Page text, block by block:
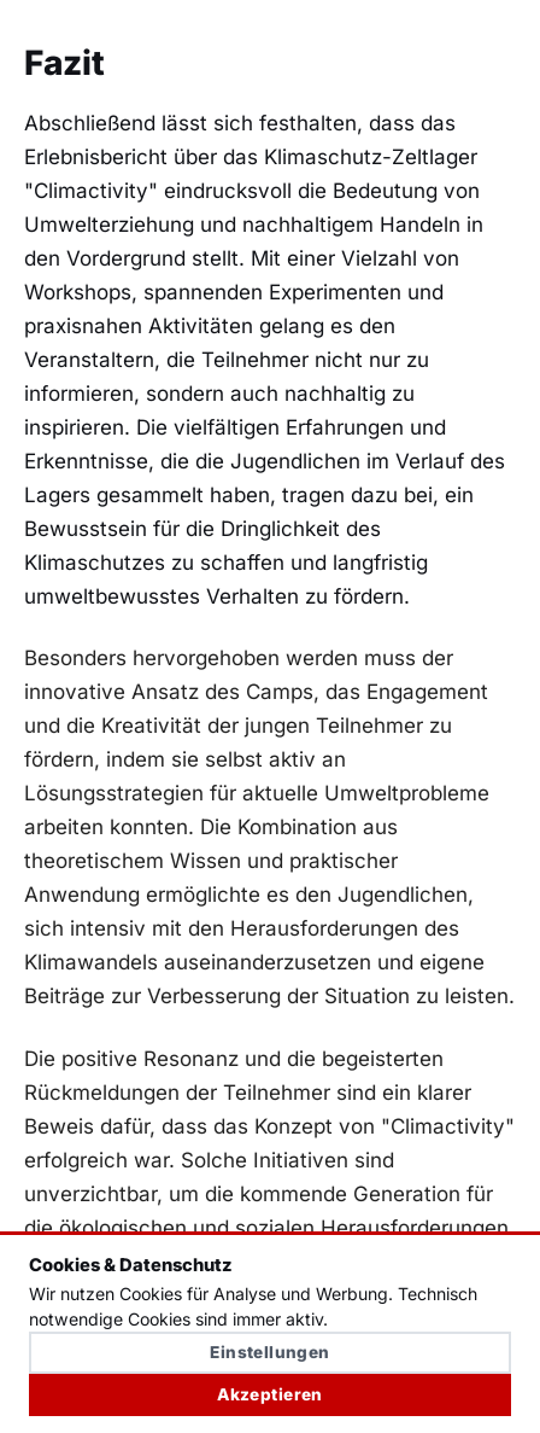
Cookies & Datenschutz
Wir nutzen Cookies für Analyse und Werbung. Technisch
notwendige Cookies sind immer aktiv.
Einstellungen
Akzeptieren
Fazit
Abschließend⁣ lässt sich festhalten,⁤ dass das
Erlebnisbericht über das Klimaschutz-Zeltlager
"Climactivity" eindrucksvoll die Bedeutung von⁣
Umwelterziehung und nachhaltigem⁣ Handeln in
den Vordergrund⁤ stellt.‌ Mit einer Vielzahl von
Workshops, spannenden Experimenten‍ und‌
praxisnahen Aktivitäten gelang es den
Veranstaltern, die Teilnehmer nicht nur zu
informieren, sondern auch ⁢nachhaltig zu ​
inspirieren. ‍Die ⁢vielfältigen Erfahrungen und
‌Erkenntnisse, die die Jugendlichen ⁤im Verlauf des
Lagers‍ gesammelt haben, tragen​ dazu bei, ein
Bewusstsein‌ für die Dringlichkeit des
Klimaschutzes‍ zu schaffen und ⁤langfristig
umweltbewusstes Verhalten zu fördern.
Besonders hervorgehoben⁢ werden muss der
innovative Ansatz des Camps, das Engagement
und​ die Kreativität der⁣ jungen Teilnehmer zu
fördern, indem sie selbst aktiv an
Lösungsstrategien für aktuelle Umweltprobleme
arbeiten konnten. Die Kombination aus‍
theoretischem Wissen​ und praktischer
Anwendung ​ermöglichte es ⁢den Jugendlichen,
‌sich intensiv mit⁤ den Herausforderungen des
Klimawandels ‌auseinanderzusetzen und eigene​
Beiträge zur Verbesserung der Situation zu leisten.
Die positive‌ Resonanz und die begeisterten
⁣Rückmeldungen der ⁣Teilnehmer sind ein ‍klarer
Beweis dafür, dass das Konzept von "Climactivity"‍
erfolgreich war. Solche Initiativen sind
unverzichtbar, ‌um die kommende ⁢Generation für
die ökologischen ⁣und sozialen Herausforderungen
der Zukunft zu ⁢wappnen und ihnen das
Handwerkszeug an die Hand zu geben, um selbst
aktiv zu werden.